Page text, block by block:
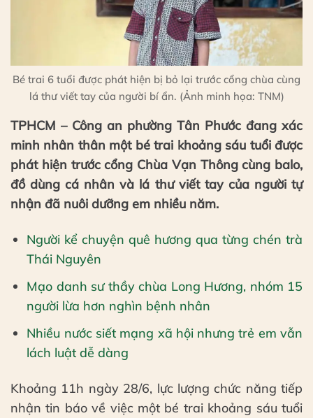
Bé trai 6 tuổi được phát hiện bị bỏ lại trước cổng chùa cùng
lá thư viết tay của người bí ẩn. (Ảnh minh họa: TNM)
TPHCM – Công an phường Tân Phước đang xác
minh nhân thân một bé trai khoảng sáu tuổi được
phát hiện trước cổng Chùa Vạn Thông cùng balo,
đồ dùng cá nhân và lá thư viết tay của người tự
nhận đã nuôi dưỡng em nhiều năm.
Người kể chuyện quê hương qua từng chén trà
Thái Nguyên
Mạo danh sư thầy chùa Long Hương, nhóm 15
người lừa hơn nghìn bệnh nhân
Nhiều nước siết mạng xã hội nhưng trẻ em vẫn
lách luật dễ dàng
Khoảng 11h ngày 28/6, lực lượng chức năng tiếp
nhận tin báo về việc một bé trai khoảng sáu tuổi